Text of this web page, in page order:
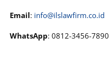
Email: info@ilslawfirm.co.id
WhatsApp: 0812-3456-7890